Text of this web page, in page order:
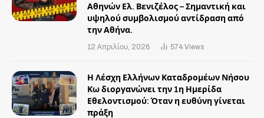
Αθηνών Ελ. Βενιζέλος – Σημαντική και
υψηλού συμβολισμού αντίδραση από
την Αθήνα.
12 Απριλίου, 2026 574 Views
Η Λέσχη Ελλήνων Καταδρομέων Νήσου
Κω διοργανώνει την 1η Ημερίδα
Εθελοντισμού: Όταν η ευθύνη γίνεται
πράξη